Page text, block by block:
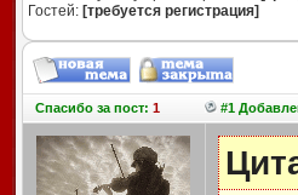
Гостей: [требуется регистрация]
Спасибоза пост: 1 #1